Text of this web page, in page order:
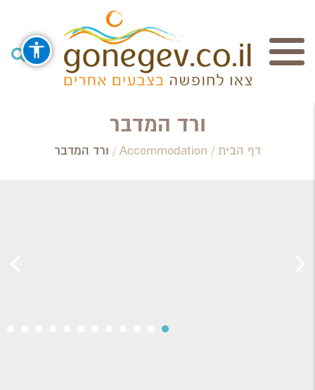
חיפוש
Search Category / Business
ורד המדבר
דף הבית /
Accommodation
/ ורד המדבר